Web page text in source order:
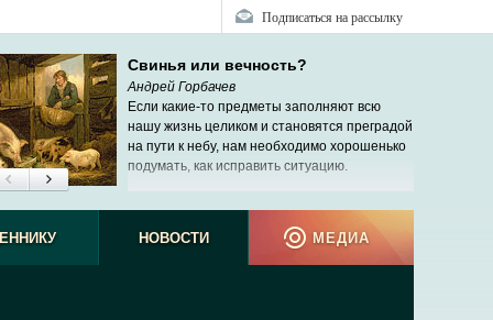
Подписаться на рассылку
Свинья или вечность?
Андрей Горбачев
Если какие-то предметы заполняют всю
нашу жизнь целиком и становятся преградой
на пути к небу, нам необходимо хорошенько
подумать, как исправить ситуацию.
НОВОСТИ МЕДИА